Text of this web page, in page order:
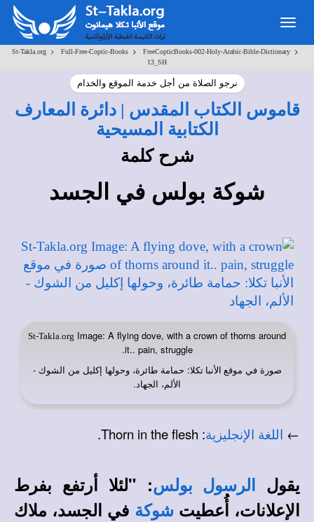
Toggle
navigation
St-Takla.org> Full-Free-Coptic-Books> FreeCopticBooks-002-Holy-Arabic-Bible-Dictionary>
13_SH
نرجو الصلاة من أجل خدمة الموقع والخدام
قاموس الكتاب المقدس | دائرة المعارف
الكتابية المسيحية
شرح كلمة
شوكة بولس في الجسد
St-Takla.org Image: A flying dove, with a crown of thorns around
it.. pain, struggle.
صورة في موقع الأنبا تكلا: حمامة طائرة، وحولها إكليل من الشوك -
الألم، الجهاد.
← اللغة الإنجليزية: Thorn in the flesh.
يقول الرسول بولس: "لئلا أرتفع بفرط
الإعلانات، أُعطيتشوكة في الجسد، ملاك